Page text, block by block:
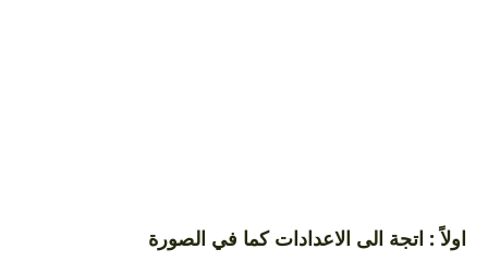
اولاً : اتجة الى الاعدادات كما في الصورة